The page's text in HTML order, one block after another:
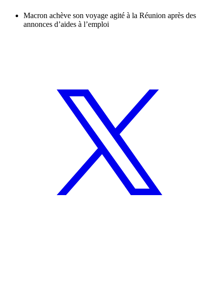
Macron achève son voyage agité à la Réunion après des
annonces d’aides à l’emploi